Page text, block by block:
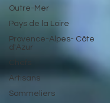
Outre-Mer
Pays de la Loire
Provence-Alpes- Côte
d'Azur
Artisans
Sommeliers